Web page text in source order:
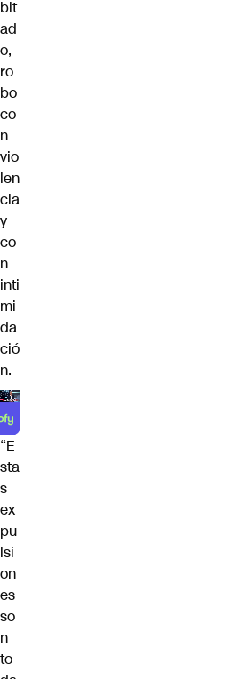
bit
ad
o,
ro
bo
co
n
vio
len
cia
y
co
n
inti
mi
da
ció
n.
“E
sta
s
ex
pu
lsi
on
es
so
n
to